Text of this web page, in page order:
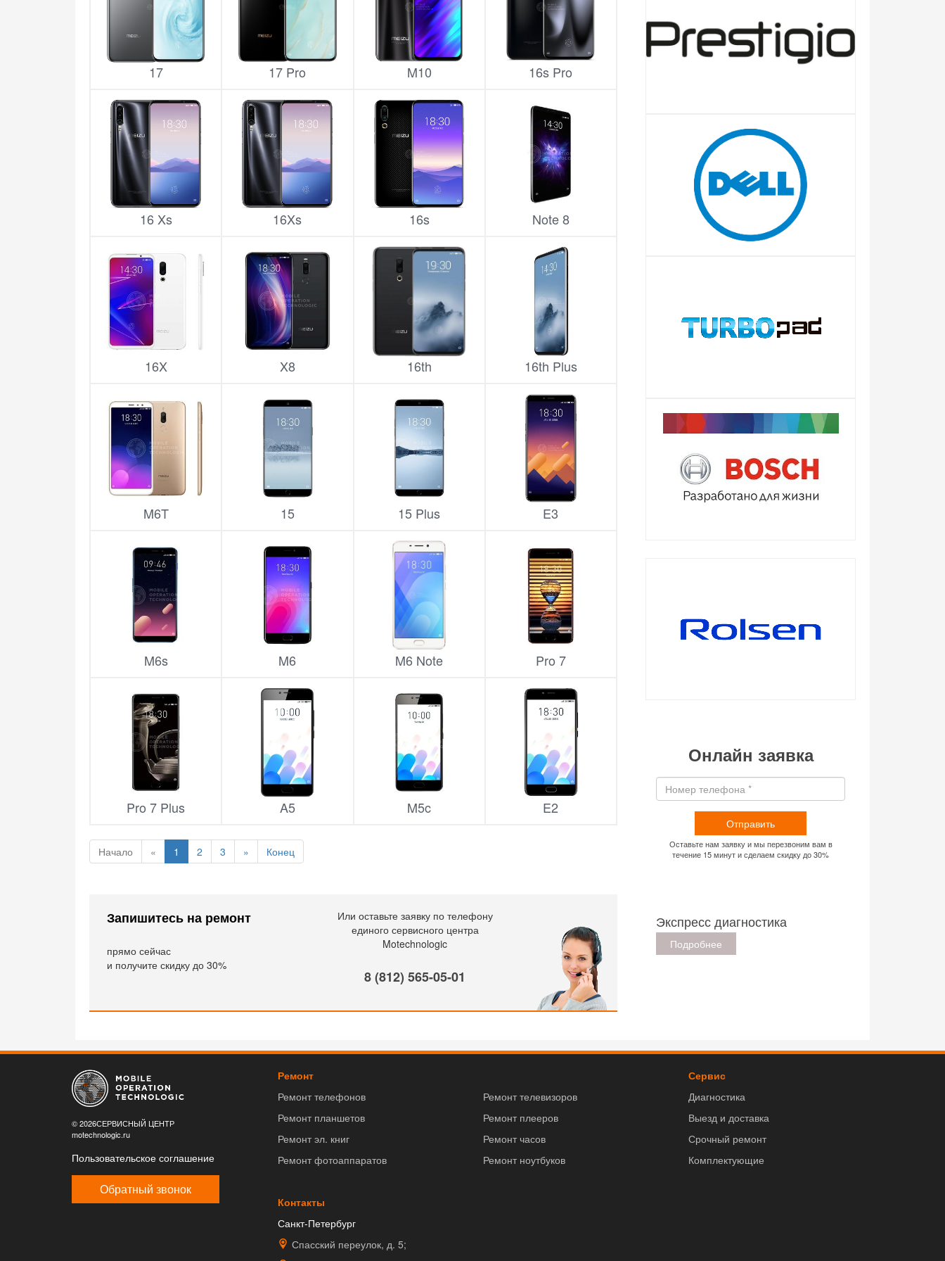
17 17 Pro M10 16s Pro
16 Xs 16Xs 16s Note 8
16X X8 16th 16th Plus
M6T 15 15 Plus E3
M6s M6 M6 Note Pro 7
Pro 7 Plus A5 M5c E2
Начало « 1 2 3 » Конец
Запишитесь на ремонт
прямо сейчас
и получите скидку до 30%
Или оставьте заявку по телефону
единого сервисного центра
Motechnologic
8 (812) 565-05-01
Онлайн заявка
Отправить
Оставьте нам заявку и мы перезвоним вам в
течение 15 минут и сделаем скидку до 30%
Экспресс диагностика
Подробнее
© 2026СЕРВИСНЫЙ ЦЕНТР
motechnologic.ru
Пользовательское соглашение
Обратный звонок
Ремонт
Ремонт телефонов
Ремонт планшетов
Ремонт эл. книг
Ремонт фотоаппаратов
Ремонт телевизоров
Ремонт плееров
Ремонт часов
Ремонт ноутбуков
Сервис
Диагностика
Выезд и доставка
Срочный ремонт
Комплектующие
Контакты
Санкт-Петербург
Спасский переулок, д. 5;